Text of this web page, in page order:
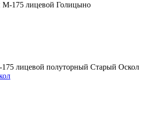
М-175 лицевой Голицыно
лицевой полуторный Старый Оскол